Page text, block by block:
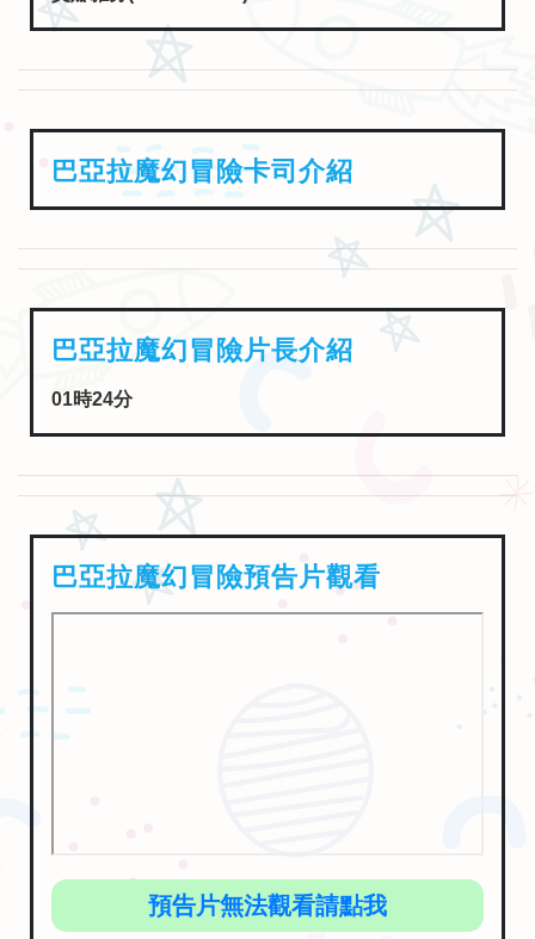
巴亞拉魔幻冒險卡司介紹
巴亞拉魔幻冒險片長介紹
01時24分
巴亞拉魔幻冒險預告片觀看
預告片無法觀看請點我